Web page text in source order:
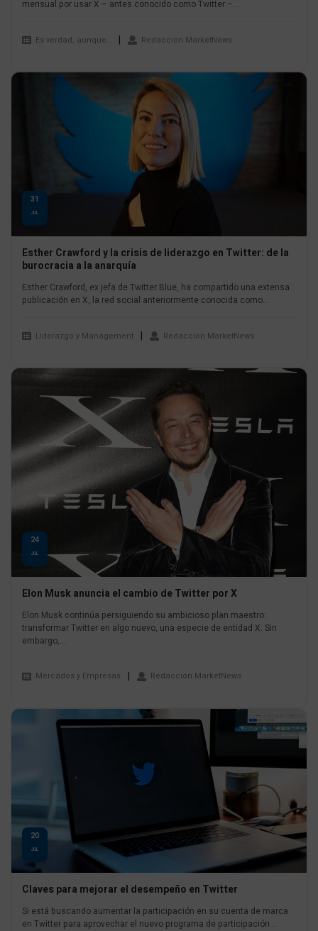
mensual por usar X – antes conocido como Twitter –...
Es verdad, aunque… Redaccion MarketNews
31
JUL
Esther Crawford y la crisis de liderazgo en Twitter: de la
burocracia a la anarquía
Esther Crawford, ex jefa de Twitter Blue, ha compartido una extensa
publicación en X, la red social anteriormente conocida como...
Liderazgo y Management Redaccion MarketNews
24
JUL
Elon Musk anuncia el cambio de Twitter por X
Elon Musk continúa persiguiendo su ambicioso plan maestro:
transformar Twitter en algo nuevo, una especie de entidad X. Sin
embargo,...
Mercados y Empresas Redaccion MarketNews
20
JUL
Claves para mejorar el desempeño en Twitter
Si está buscando aumentar la participación en su cuenta de marca
en Twitter para aprovechar el nuevo programa de participación...